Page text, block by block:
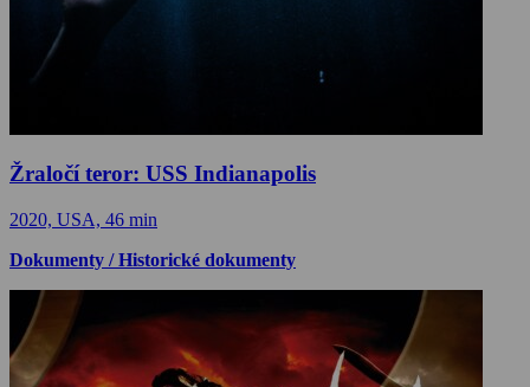
Žraločí teror: USS Indianapolis
2020, USA, 46 min
Dokumenty / Historické dokumenty